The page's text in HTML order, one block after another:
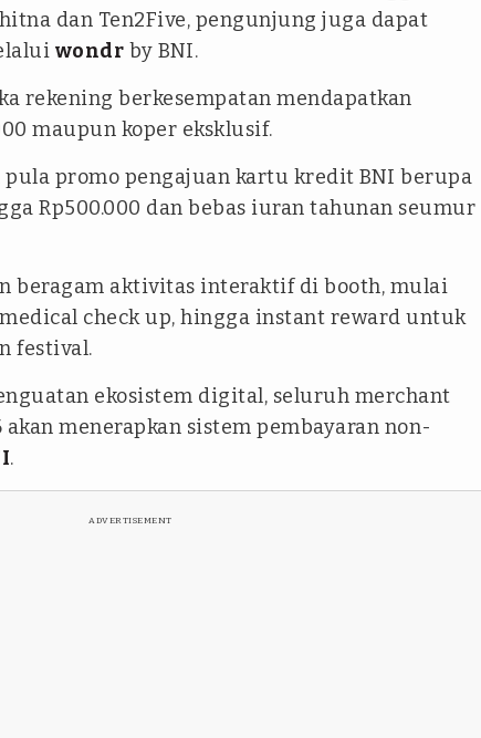
dan Ten2Five, pengunjung juga dapat
wondr by BNI.
rekening berkesempatan mendapatkan
maupun koper eksklusif.
pula promo pengajuan kartu kredit BNI berupa
Rp500.000 dan bebas iuran tahunan seumur
beragam aktivitas interaktif di booth, mulai
check up, hingga instant reward untuk
festival.
ekosistem digital, seluruh merchant
menerapkan sistem pembayaran non-
.
ADVERTISEMENT